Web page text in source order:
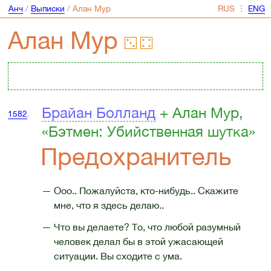
Анч/ Выписки / Алан Мур ⋮
Алан Мур
1582. Брайан Болланд+ Алан Мур,
«Бэтмен: Убийственная шутка»
Предохранитель
— Ооо.. Пожалуйста, кто-нибудь.. Скажите
мне, что я здесь делаю..
— Что вы делаете? То, что любой разумный
человек делал бы в этой ужасающей
ситуации. Вы сходите с ума.